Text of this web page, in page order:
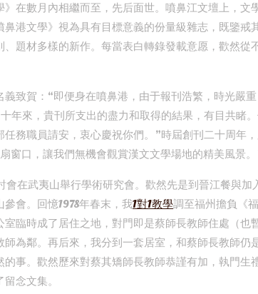
在數月內相繼而至，先后面世。噴鼻江文壇上，文
鼻港文學》視為具有目標意義的份量級雜志，既鑒戒
題材多樣的新作。每當表白轉錄發載意愿，歡然從
義致賀：“即便身在噴鼻港，由于報刊浩繁，時光嚴
年來，貴刊所支出的盡力和取得的結果，有目共睹
務職員請安，衷心慶祝你們。”時屆創刊二十周年
窗口，讓我們無機會觀賞漢文文學場地的精美風景
在武夷山舉行學術研究會。歡然先是到晉江餐與加
會。回憶1978年春末，我1對1教學調至福州擔負《
臨時成了居住之地，對門即是蔡師長教師住處（也
為鄰。再后來，我分到一套居室，和蔡師長教師仍
事。歡然歷來對蔡其矯師長教師恭謹有加，執門生
念文集。